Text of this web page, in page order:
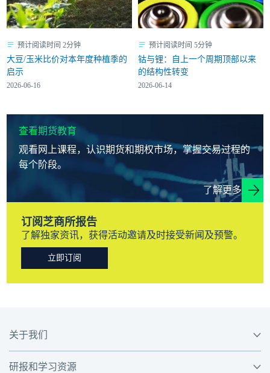
预计阅读时间 2分钟
大豆/玉米比价对本年度种植季的
启示
2026-06-16
预计阅读时间 5分钟
钴与锂：自上一个周期顶部以来
的结构性转变
2026-06-14
查看期货教育
观看网上课程，认识期货和期权市场，掌握交易过程的
每个阶段。
了解更多
订阅芝商所报告
了解独家资讯，获得活动邀请及时接受新闻及预警。
立即订阅
关于我们
研报和学习资源